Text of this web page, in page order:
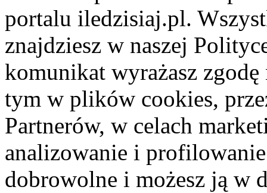
portalu iledzisiaj.pl.
znajdziesz w naszej
komunikat wyrażasz
tym w plików cookies,
Partnerów, w celach
analizowanie i
dobrowolne i możesz ją w